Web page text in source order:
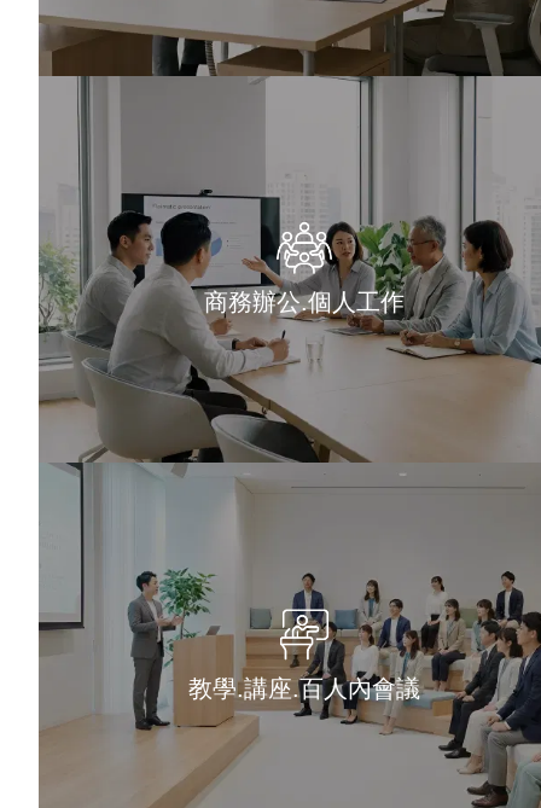
商務辦公.個人工作
教學.講座.百人內會議